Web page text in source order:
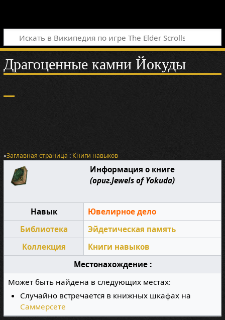
Драгоценные камни Йокуды
«Заглавная страница : Книги навыков
Информация о книге
(ориг.Jewels of Yokuda)
Навык
Ювелирное дело
Библиотека
Эйдетическая память
Коллекция
Книги навыков
Местонахождение :
Может быть найдена в следующих местах:
Случайно встречается в книжных шкафах на
Саммерсете